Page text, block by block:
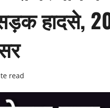
हादसे,
read